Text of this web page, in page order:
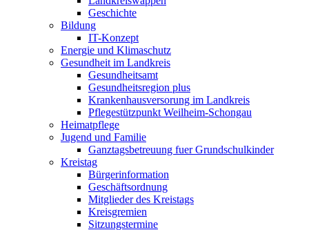
Geschichte
Bildung
IT-Konzept
Energie und Klimaschutz
Gesundheit im Landkreis
Gesundheitsamt
Gesundheitsregion plus
Krankenhausversorung im Landkreis
Pflegestützpunkt Weilheim-Schongau
Heimatpflege
Jugend und Familie
Ganztagsbetreuung fuer Grundschulkinder
Kreistag
Bürgerinformation
Geschäftsordnung
Mitglieder des Kreistags
Kreisgremien
Sitzungstermine